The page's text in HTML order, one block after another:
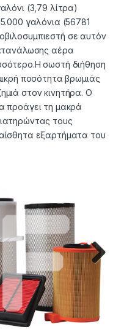
(3,79 λίτρα)
γαλόνια (56781
σε αυτόν
αέρα
σωστή διήθηση
ποσότητα βρωμιάς
στον κινητήρα. Ο
προάγει τη μακρά
τους
εξαρτήματα του
Next